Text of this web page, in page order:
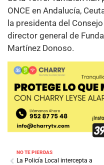
ONCE en Andalucía,
la presidenta del
director general de
Martínez Donoso.
NO TE PIERDAS
La Policía Local intercepta a